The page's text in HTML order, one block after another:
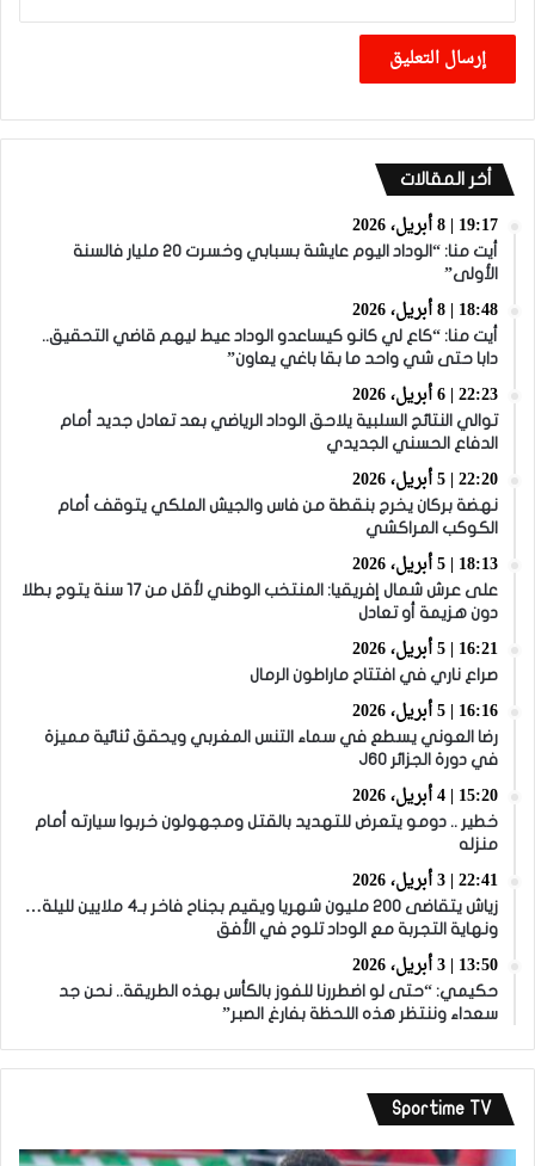
أخر المقالات
19:17 | 8 أبريل، 2026
أيت منا: “الوداد اليوم عايشة بسبابي وخسرت 20 مليار فالسنة
الأولى”
18:48 | 8 أبريل، 2026
أيت منا: “كاع لي كانو كيساعدو الوداد عيط ليهم قاضي التحقيق..
دابا حتى شي واحد ما بقا باغي يعاون”
22:23 | 6 أبريل، 2026
توالي النتائج السلبية يلاحق الوداد الرياضي بعد تعادل جديد أمام
الدفاع الحسني الجديدي
22:20 | 5 أبريل، 2026
نهضة بركان يخرج بنقطة من فاس والجيش الملكي يتوقف أمام
الكوكب المراكشي
18:13 | 5 أبريل، 2026
على عرش شمال إفريقيا: المنتخب الوطني لأقل من 17 سنة يتوج بطلا
دون هزيمة أو تعادل
16:21 | 5 أبريل، 2026
صراع ناري في افتتاح ماراطون الرمال
16:16 | 5 أبريل، 2026
رضا العوني يسطع في سماء التنس المغربي ويحقق ثنائية مميزة
في دورة الجزائر J60
15:20 | 4 أبريل، 2026
خطير .. دومو يتعرض للتهديد بالقتل ومجهولون خربوا سيارته أمام
منزله
22:41 | 3 أبريل، 2026
زياش يتقاضى 200 مليون شهريا ويقيم بجناح فاخر بـ4 ملايين لليلة…
ونهاية التجربة مع الوداد تلوح في الأفق
13:50 | 3 أبريل، 2026
حكيمي: “حتى لو اضطررنا للفوز بالكأس بهذه الطريقة.. نحن جد
سعداء وننتظر هذه اللحظة بفارغ الصبر”
Sportime TV